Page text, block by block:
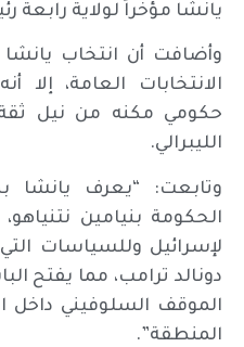
يانشا مؤخراً لولاية رابعة
وأضافت أن انتخاب
الانتخابات العامة،
حكومي مكنه من نيل ثقة
الليبرالي.
وتابعت: “يعرف يانشا
الحكومة بنيامين
لإسرائيل وللسياسات
دونالد ترامب، مما يفتح
الموقف السلوفيني داخل
المنطقة”.